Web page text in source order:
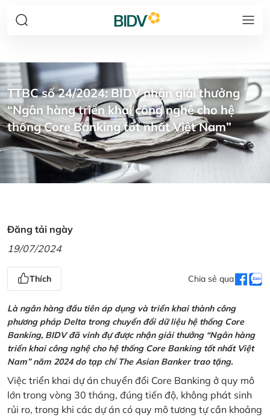
TTBC số 24/2024: BIDV nhận giải thưởng
“Ngân hàng triển khai công nghệ cho hệ
thống Core Banking tốt nhất Việt Nam”
Đăng tải ngày
19/07/2024
Thích Chia sẻ qua
Là ngân hàng đầu tiên áp dụng và triển khai thành công
phương pháp Delta trong chuyển đổi dữ liệu hệ thống Core
Banking, BIDV đã vinh đự được nhận giải thưởng “Ngân hàng
triển khai công nghệ cho hệ thống Core Banking tốt nhất Việt
Nam” năm 2024 do tạp chí The Asian Banker trao tặng.
Việc triển khai dự án chuyển đổi Core Banking ở quy mô
lớn trong vòng 30 tháng, đúng tiến độ, không phát sinh
rủi ro, trong khi các dự án có quy mô tương tự cần khoảng